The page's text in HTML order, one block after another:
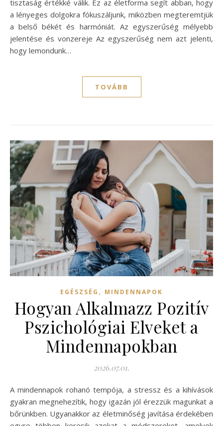
tisztaság értékké válik. Ez az életforma segít abban, hogy
a lényeges dolgokra fókuszáljunk, miközben megteremtjük
a belső békét és harmóniát. Az egyszerűség mélyebb
jelentése és vonzereje Az egyszerűség nem azt jelenti,
hogy lemondunk…
TOVÁBB
EGÉSZSÉG , MINDENNAPOK
Hogyan Alkalmazz Pozitív
Pszichológiai Elveket a
Mindennapokban
2026.07.01.
A mindennapok rohanó tempója, a stressz és a kihívások
gyakran megnehezítik, hogy igazán jól érezzük magunkat a
bőrünkben. Ugyanakkor az életminőség javítása érdekében